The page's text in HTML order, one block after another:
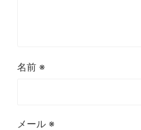
名前 ※
メール ※